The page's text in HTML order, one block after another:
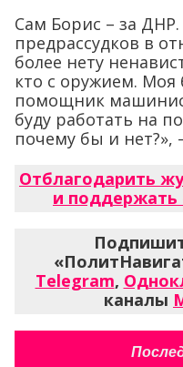
Сам Борис – за
предрассудков в
более нету
кто с оружием.
помощник
буду работать на
почему бы и нет?»,
Отблагодарить
и поддержать
Telegram,
каналы